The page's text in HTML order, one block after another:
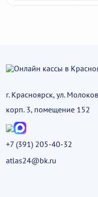
г. Красноярск, ул.
корп. 3, помещение 152
+7 (391) 205-40-32
atlas24@bk.ru